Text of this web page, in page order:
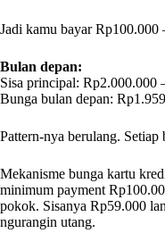
Jadi kamu bayar
Bulan depan:
Sisa principal: Rp2.000.000
Bunga bulan depan:
Pattern-nya berulang.
Mekanisme bunga kartu
minimum payment
pokok. Sisanya Rp59.000
ngurangin utang.